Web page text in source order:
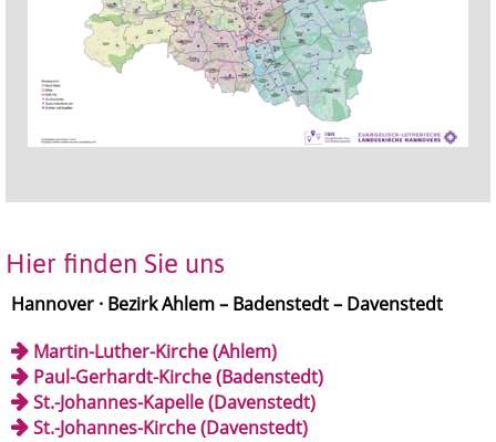
Hier finden Sie uns
Hannover · Bezirk Ahlem – Badenstedt – Davenstedt
Martin-Luther-Kirche (Ahlem)
Paul-Gerhardt-Kirche (Badenstedt)
St.-Johannes-Kapelle (Davenstedt)
St.-Johannes-Kirche (Davenstedt)